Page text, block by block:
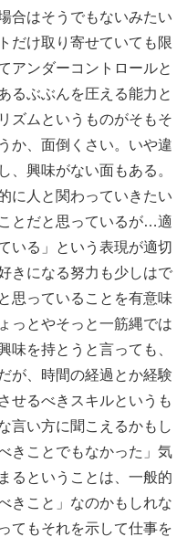
合はそうでもないみたい
だけ取り寄せていても限
アンダーコントロールと
るぶぶんを圧える能力と
ズムというものがそもそ
か、面倒くさい。いや違
、興味がない面もある。
に人と関わっていきたい
とだと思っているが…適
いる」という表現が適切
きになる努力も少しはで
思っていることを有意味
っとやそっと一筋縄では
味を持とうと言っても、
が、時間の経過とか経験
せるべきスキルというも
言い方に聞こえるかもし
きことでもなかった」気
るということは、一般的
きこと」なのかもしれな
てもそれを示して仕事を